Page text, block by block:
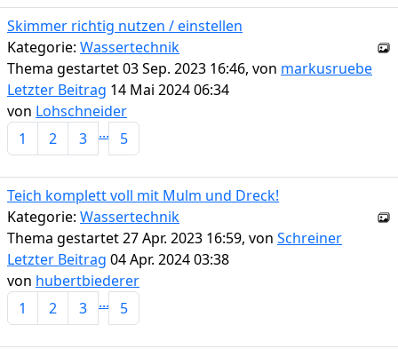
Skimmer richtig nutzen / einstellen
Kategorie: Wassertechnik
Thema gestartet 03 Sep. 2023 16:46, von markusruebe
Letzter Beitrag 14 Mai 2024 06:34
von Lohschneider
1
2 3 ... 5
Teich komplett voll mit Mulm und Dreck!
Kategorie: Wassertechnik
Thema gestartet 27 Apr. 2023 16:59, von Schreiner
Letzter Beitrag 04 Apr. 2024 03:38
von hubertbiederer
1
2 3 ... 5